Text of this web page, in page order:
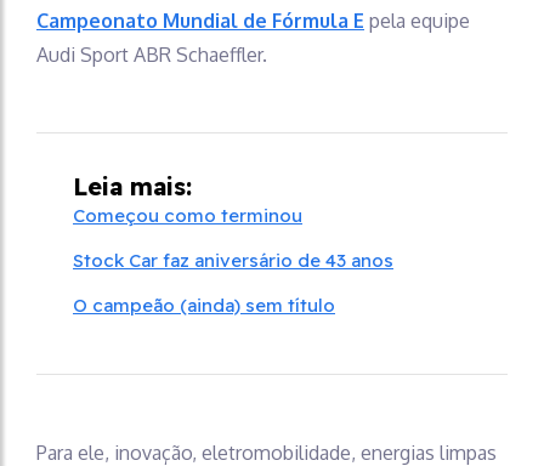
Campeonato Mundial de Fórmula E pela equipe
Audi Sport ABR Schaeffler.
Leia mais:
Começou como terminou
Stock Car faz aniversário de 43 anos
O campeão (ainda) sem título
Para ele, inovação, eletromobilidade, energias limpas